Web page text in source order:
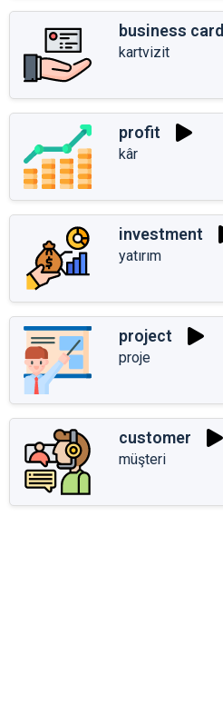
business card
kartvizit
profit
kâr
investment
yatırım
project
proje
customer
müşteri